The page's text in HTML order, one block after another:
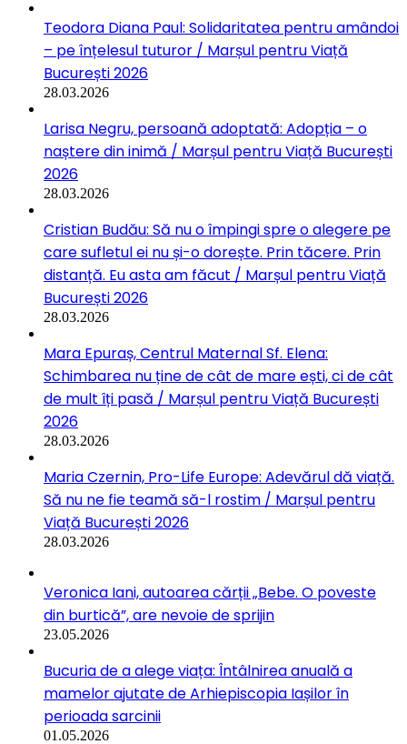
Teodora Diana Paul: Solidaritatea pentru amândoi
– pe înțelesul tuturor / Marșul pentru Viață
București 2026
28.03.2026
Larisa Negru, persoană adoptată: Adopția – o
naștere din inimă / Marșul pentru Viață București
2026
28.03.2026
Cristian Budău: Să nu o împingi spre o alegere pe
care sufletul ei nu și-o dorește. Prin tăcere. Prin
distanță. Eu asta am făcut / Marșul pentru Viață
București 2026
28.03.2026
Mara Epuraș, Centrul Maternal Sf. Elena:
Schimbarea nu ține de cât de mare ești, ci de cât
de mult îți pasă / Marșul pentru Viață București
2026
28.03.2026
Maria Czernin, Pro-Life Europe: Adevărul dă viață.
Să nu ne fie teamă să-l rostim / Marșul pentru
Viață București 2026
28.03.2026
Veronica Iani, autoarea cărții „Bebe. O poveste
din burtică”, are nevoie de sprijin
23.05.2026
Bucuria de a alege viața: Întâlnirea anuală a
mamelor ajutate de Arhiepiscopia Iașilor în
perioada sarcinii
01.05.2026